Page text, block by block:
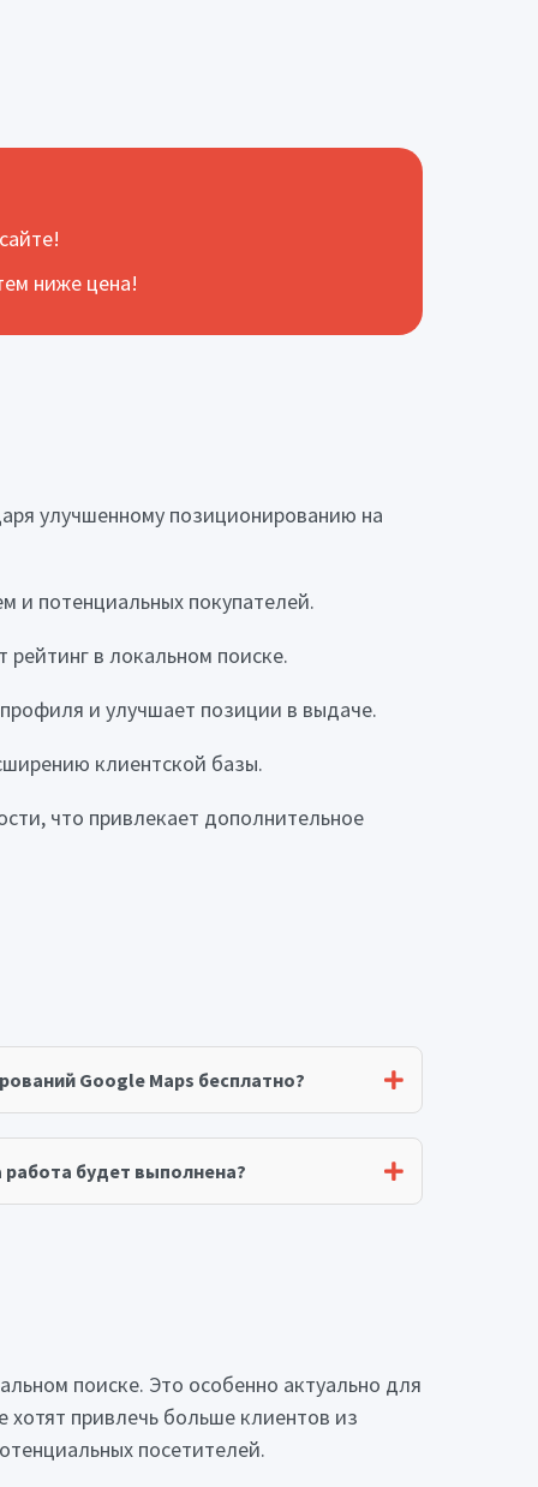
ниже цена!
улучшенному позиционированию на
и потенциальных покупателей.
в локальном поиске.
и улучшает позиции в выдаче.
клиентской базы.
что привлекает дополнительное
Google Maps бесплатно?
работа будет выполнена?
поиске. Это особенно актуально для
привлечь больше клиентов из
посетителей.